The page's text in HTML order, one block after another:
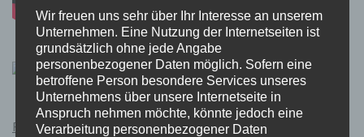
Pokémon Schwert und Schild Kauflink.>LINK<
Wir freuen uns sehr über Ihr Interesse an unserem
Unternehmen. Eine Nutzung der Internetseiten ist
grundsätzlich ohne jede Angabe
personenbezogener Daten möglich. Sofern eine
betroffene Person besondere Services unseres
Unternehmens über unsere Internetseite in
Anspruch nehmen möchte, könnte jedoch eine
Verarbeitung personenbezogener Daten